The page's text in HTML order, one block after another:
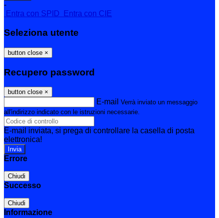
-
Entra con SPID
Entra con CIE
Seleziona utente
button close ×
Recupero password
button close ×
E-mail Verrà inviato un messaggio
all'indirizzo indicato con le istruzioni necessarie.
E-mail inviata, si prega di controllare la casella di posta
elettronica!
Errore
Chiudi
Successo
Chiudi
Informazione